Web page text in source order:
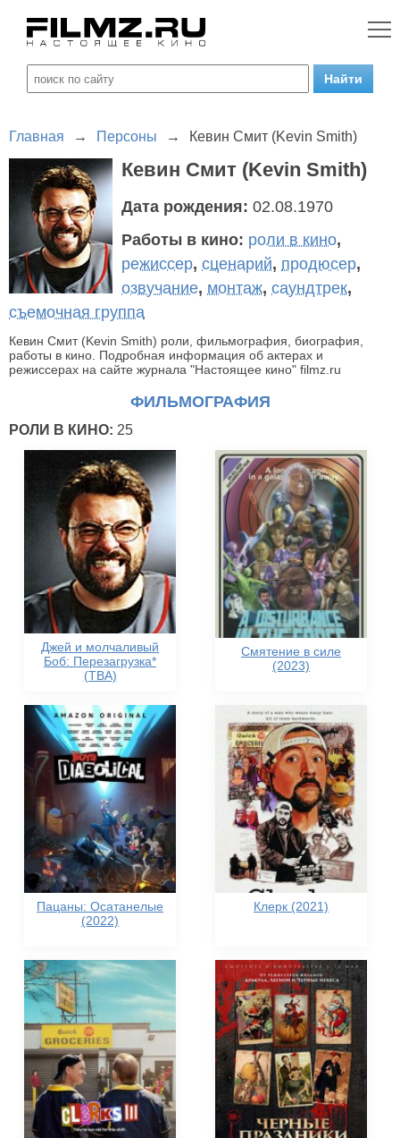
Главная → Персоны → Кевин Смит (Kevin Smith)
Кевин Смит (Kevin Smith)
Дата рождения: 02.08.1970
Работы в кино: роли в кино,
режиссер, сценарий, продюсер,
озвучание, монтаж, саундтрек,
съемочная группа
Кевин Смит (Kevin Smith) роли, фильмография, биография,
работы в кино. Подробная информация об актерах и
режиссерах на сайте журнала "Настоящее кино" filmz.ru
ФИЛЬМОГРАФИЯ
РОЛИ В КИНО: 25
Джей и молчаливый
Боб: Перезагрузка*
(TBA)
Смятение в силе
(2023)
Пацаны: Осатанелые
(2022)
Клерк (2021)